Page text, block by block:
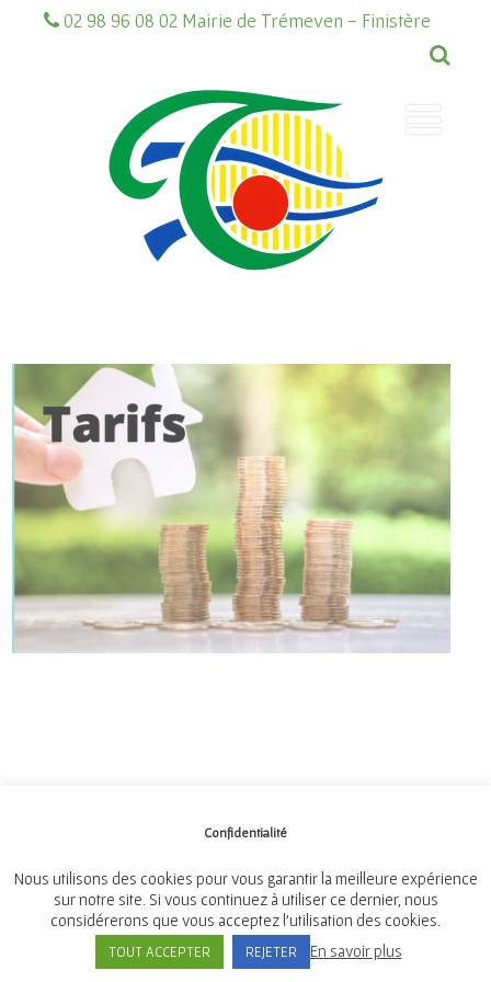
02 98 96 08 02 Mairie de Trémeven - Finistère
Place de l'Église, 29300 Tréméven
Tél:02 98 96 08 02
Confidentialité
Nous utilisons des cookies pour vous garantir la meilleure expérience
sur notre site. Si vous continuez à utiliser ce dernier, nous
considérerons que vous acceptez l'utilisation des cookies.
TOUT ACCEPTER REJETER En savoir plus